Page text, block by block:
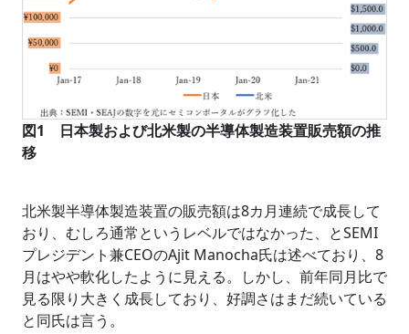
図1 日本製および北米製の半導体製造装置販売額の推
移
北米製半導体製造装置の販売額は8カ月連続で成長して
おり、むしろ通常というレベルではなかった、とSEMI
プレジデント兼CEOのAjit Manocha氏は述べており、8
月はやや軟化したように見える。しかし、前年同月比で
見る限り大きく成長しており、好調さはまだ続いている
と同氏は言う。